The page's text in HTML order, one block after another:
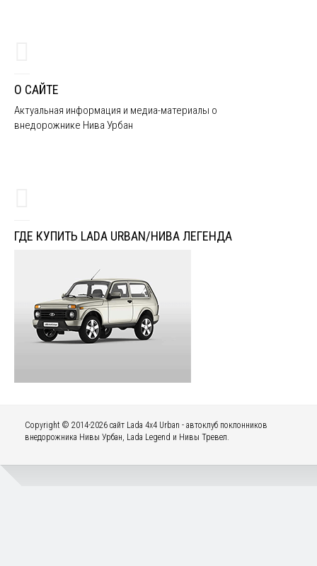
О САЙТЕ
Актуальная информация и медиа-материалы о
внедорожнике Нива Урбан
ГДЕ КУПИТЬ LADA URBAN/НИВА ЛЕГЕНДА
Copyright © 2014-2026 сайт Lada 4x4 Urban - автоклуб поклонников
внедорожника Нивы Урбан, Lada Legend и Нивы Тревел.